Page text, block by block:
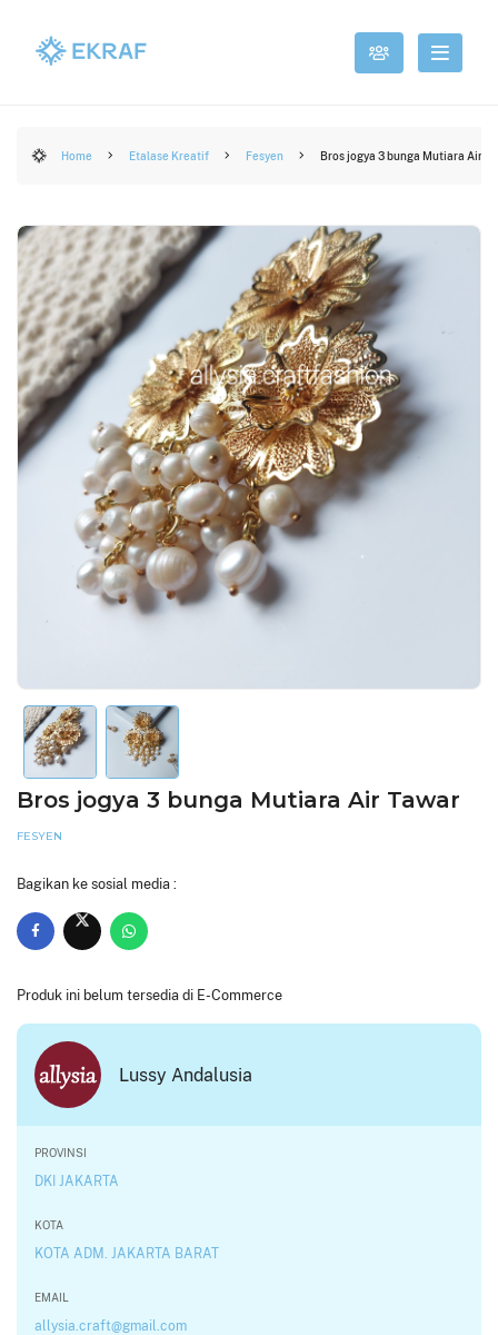
Home Etalase Kreatif Fesyen Bros jogya 3 bunga Mutiara Air
Bros jogya 3 bunga Mutiara Air Tawar
FESYEN
Bagikan ke sosial media :
Produk ini belum tersedia di E-Commerce
Lussy Andalusia
PROVINSI
DKI JAKARTA
KOTA
KOTA ADM. JAKARTA BARAT
EMAIL
allysia.craft@gmail.com